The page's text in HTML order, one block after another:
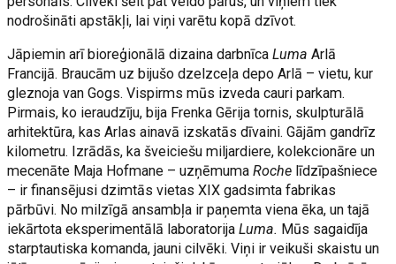
nodrošināti apstākļi, lai viņi varētu kopā dzīvot.
Jāpiemin arī bioreģionālā dizaina darbnīcaLuma Arlā
Francijā. Braucām uz bijušo dzelzceļa depo Arlā – vietu, kur
gleznoja van Gogs. Vispirms mūs izveda cauri parkam.
Pirmais, ko ieraudzīju, bija Frenka Gērija tornis, skulpturālā
arhitektūra, kas Arlas ainavā izskatās dīvaini. Gājām gandrīz
kilometru. Izrādās, ka šveiciešu miljardiere, kolekcionāre un
mecenāte Maja Hofmane – uzņēmumaRoche līdzīpašniece
– ir finansējusi dzimtās vietas XIX gadsimta fabrikas
pārbūvi. No milzīgā ansambļa ir paņemta viena ēka, un tajā
iekārtota eksperimentālā laboratorijaLuma. Mūs sagaidīja
starptautiska komanda, jauni cilvēki. Viņi ir veikuši skaistu un